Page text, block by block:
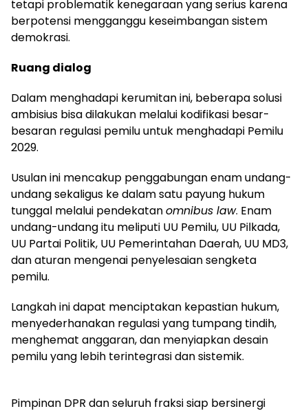
tetapi problematik kenegaraan yang serius karena
berpotensi mengganggu keseimbangan sistem
demokrasi.
Ruang dialog
Dalam menghadapi kerumitan ini, beberapa solusi
ambisius bisa dilakukan melalui kodifikasi besar-
besaran regulasi pemilu untuk menghadapi Pemilu
2029.
Usulan ini mencakup penggabungan enam undang-
undang sekaligus ke dalam satu payung hukum
tunggal melalui pendekatanomnibus law. Enam
undang-undang itu meliputi UU Pemilu, UU Pilkada,
UU Partai Politik, UU Pemerintahan Daerah, UU MD3,
dan aturan mengenai penyelesaian sengketa
pemilu.
Langkah ini dapat menciptakan kepastian hukum,
menyederhanakan regulasi yang tumpang tindih,
menghemat anggaran, dan menyiapkan desain
pemilu yang lebih terintegrasi dan sistemik.
Pimpinan DPR dan seluruh fraksi siap bersinergi